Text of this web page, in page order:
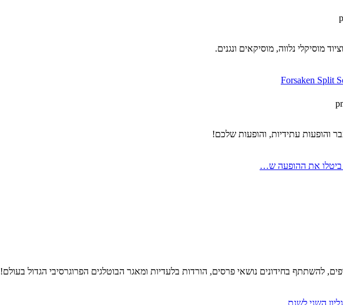
מוסיקלי נלווה, מוסיקאים ונגנים.
Forsaken Split
והופעות עתידיות, והופעות שלכם!
להשתתף בחידונים נושאי פרסים, הורדות בלעדיות ומאגר הבוטלגים הפרוגרסיבי הגדול בעולם!